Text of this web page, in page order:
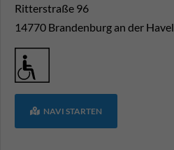
Ritterstraße 96
14770 Brandenburg an der Havel
NAVI STARTEN